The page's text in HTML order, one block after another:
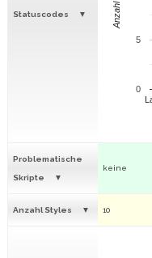
Statuscodes
0
5
Anzahl
Problematische
Skripte
keine
Anzahl Styles 10